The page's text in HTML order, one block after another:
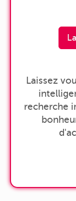
Laissez
recherche